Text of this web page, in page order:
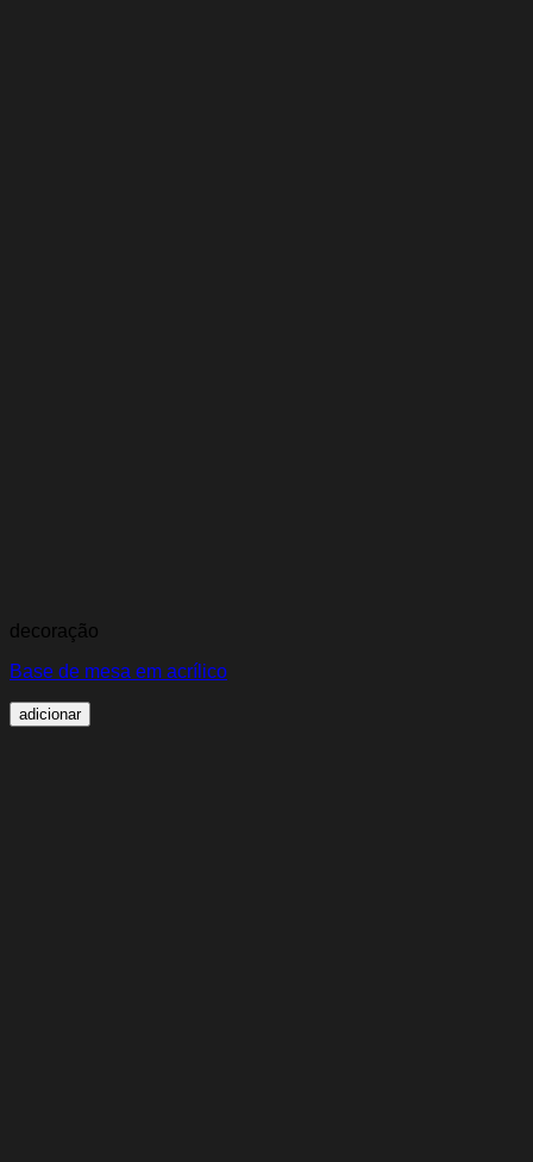
decoração
Base de mesa em acrílico
adicionar